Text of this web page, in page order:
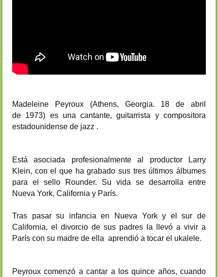
Madeleine Peyroux (Athens, Georgia. 18 de abril
de 1973) es una cantante, guitarrista y compositora
estadounidense de jazz .
Está asociada profesionalmente al productor Larry
Klein, con el que ha grabado sus tres últimos álbumes
para el sello Rounder. Su vida se desarrolla entre
Nueva York, California y París.
Tras pasar su infancia en Nueva York y el sur de
California, el divorcio de sus padres la llevó a vivir a
París con su madre de ella aprendió a tocar el ukalele.
Peyroux comenzó a cantar a los quince años, cuando